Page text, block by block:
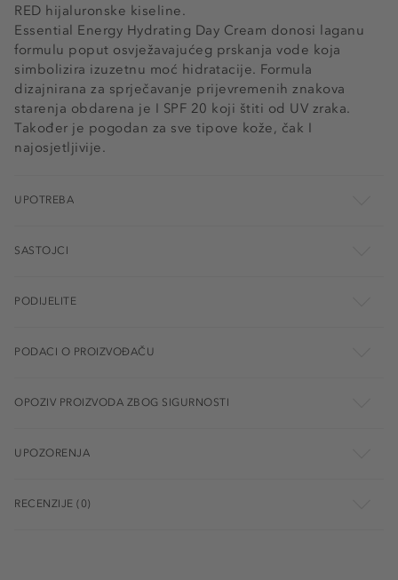
RED hijaluronske kiseline.
Essential Energy Hydrating Day Cream donosi laganu
formulu poput osvježavajućeg prskanja vode koja
simbolizira izuzetnu moć hidratacije. Formula
dizajnirana za sprječavanje prijevremenih znakova
starenja obdarena je I SPF 20 koji štiti od UV zraka.
Također je pogodan za sve tipove kože, čak I
najosjetljivije.
UPOTREBA
SASTOJCI
PODIJELITE
PODACI O PROIZVOĐAČU
OPOZIV PROIZVODA ZBOG SIGURNOSTI
UPOZORENJA
RECENZIJE (0)